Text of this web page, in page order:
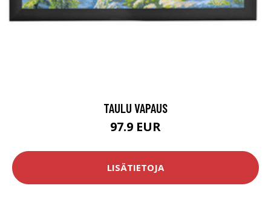
TAULU VAPAUS
97.9 EUR
LISÄTIETOJA